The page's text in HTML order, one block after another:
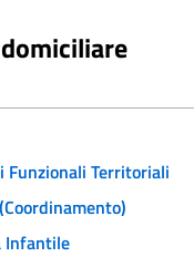
Funzionali Territoriali
Infantile